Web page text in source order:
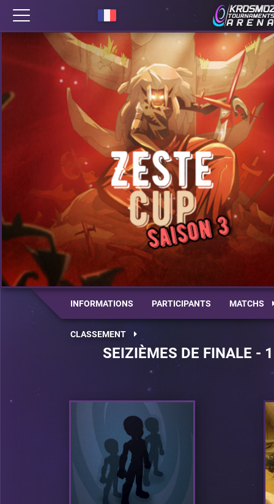
INFORMATIONS PARTICIPANTS MATCHS
CLASSEMENT
SEIZIÈMES DE FINALE